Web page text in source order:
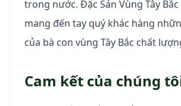
trong nước. Đặc Sản Vùng Tây
mang đến tay quý khác hàng
của bà con vùng Tây Bắc chất
Cam kết của chúng